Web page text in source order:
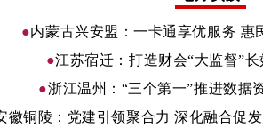
●内蒙古兴安盟：一卡通享优服务 惠
●江苏宿迁：打造财会“大监督”
●浙江温州：“三个第一”推进数据
徽铜陵：党建引领聚合力 深化融合促